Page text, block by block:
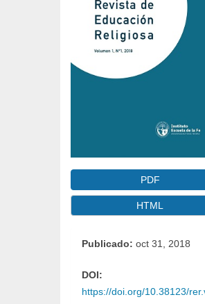
del
artículo
PDF
HTML
Publicado: oct 31, 2018
DOI:
https://doi.org/10.38123/